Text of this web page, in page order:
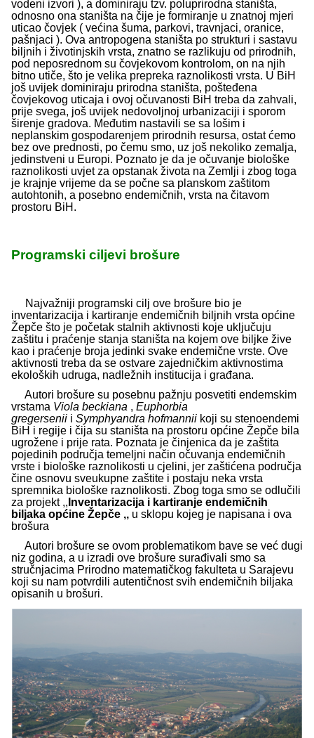
vodeni izvori ), a dominiraju tzv. poluprirodna staništa,
odnosno ona staništa na čije je formiranje u znatnoj mjeri
uticao čovjek ( većina šuma, parkovi, travnjaci, oranice,
pašnjaci ). Ova antropogena staništa po strukturi i sastavu
biljnih i životinjskih vrsta, znatno se razlikuju od prirodnih,
pod neposrednom su čovjekovom kontrolom, on na njih
bitno utiče, što je velika prepreka raznolikosti vrsta. U BiH
još uvijek dominiraju prirodna staništa, pošteđena
čovjekovog uticaja i ovoj očuvanosti BiH treba da zahvali,
prije svega, još uvijek nedovoljnoj urbanizaciji i sporom
širenje gradova. Međutim nastavili se sa lošim i
neplanskim gospodarenjem prirodnih resursa, ostat ćemo
bez ove prednosti, po čemu smo, uz još nekoliko zemalja,
jedinstveni u Europi. Poznato je da je očuvanje biološke
raznolikosti uvjet za opstanak života na Zemlji i zbog toga
je krajnje vrijeme da se počne sa planskom zaštitom
autohtonih, a posebno endemičnih, vrsta na čitavom
prostoru BiH.
Programski ciljevi brošure
Najvažniji programski cilj ove brošure bio je
inventarizacija i kartiranje endemičnih biljnih vrsta općine
Žepče što je početak stalnih aktivnosti koje uključuju
zaštitu i praćenje stanja staništa na kojem ove biljke žive
kao i praćenje broja jedinki svake endemične vrste. Ove
aktivnosti treba da se ostvare zajedničkim aktivnostima
ekoloških udruga, nadležnih institucija i građana.
Autori brošure su posebnu pažnju posvetiti endemskim
vrstama Viola beckiana , Euphorbia
gregersenii i Symphyandra hofmannii koji su stenoendemi
BiH i regije i čija su staništa na prostoru općine Žepče bila
ugrožene i prije rata. Poznata je činjenica da je zaštita
pojedinih područja temeljni način očuvanja endemičnih
vrste i biološke raznolikosti u cjelini, jer zaštićena područja
čine osnovu sveukupne zaštite i postaju neka vrsta
spremnika biološke raznolikosti. Zbog toga smo se odlučili
za projekt ,, Inventarizacija i kartiranje endemičnih
biljaka općine Žepče ,, u sklopu kojeg je napisana i ova
brošura
Autori brošure se ovom problematikom bave se već dugi
niz godina, a u izradi ove brošure surađivali smo sa
stručnjacima Prirodno matematičkog fakulteta u Sarajevu
koji su nam potvrdili autentičnost svih endemičnih biljaka
opisanih u brošuri.